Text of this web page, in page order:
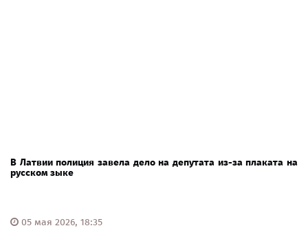
В Латвии полиция завела дело на депутата из-за плаката на
русском зыке
05 мая 2026, 18:35